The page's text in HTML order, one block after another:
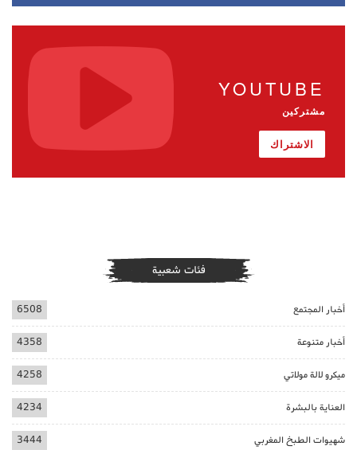
YOUTUBE
مشتركين
الاشتراك
فئات شعبية
أخبار المجتمع 6508
أخبار متنوعة 4358
ميكرو لالة مولاتي 4258
العناية بالبشرة 4234
شهيوات الطبخ المغربي 3444